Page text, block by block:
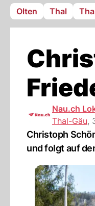
Olten Thal
Nau.ch
Thal-Gäu,
Christoph
und folgt auf